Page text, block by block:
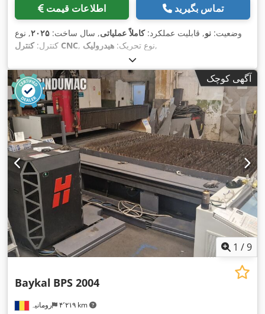
اطلاعات قیمت تماس بگیرید
وضعیت: نو, قابلیت عملکرد:کاملاً عملیاتی, سال ساخت: ۲۰۲۵, نوع
کنترل: کنترل CNC , نوع تحریک: هیدرولیک ,
آگهی کوچک
1 /9
رومانیہ ۴٬۲۱۹ km
Baykal BPS 2004